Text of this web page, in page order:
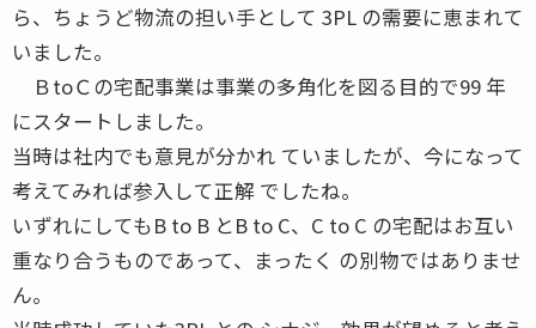
ら、ちょうど物流の担い手として 3PL の需要に恵まれて
いました。
ＢtoＣの宅配事業は事業の多角化を図る目的で99 年
にスタートしました。
当時は社内でも意見が分かれ ていましたが、今になって
考えてみれば参入して正解 でしたね。
いずれにしてもB to B とB to C、C to C の宅配はお互い
重なり合うものであって、まったく の別物ではありませ
ん。